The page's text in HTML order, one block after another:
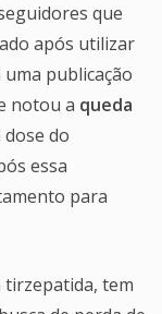
que
após utilizar
publicação
notou a queda
do
essa
para
tirzepatida, tem